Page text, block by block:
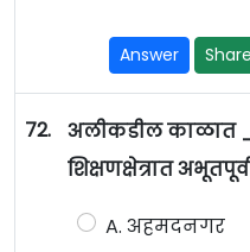
Answer
72.
अलीकडील काळात
शिक्षणक्षेत्रात
A. अहमदनगर